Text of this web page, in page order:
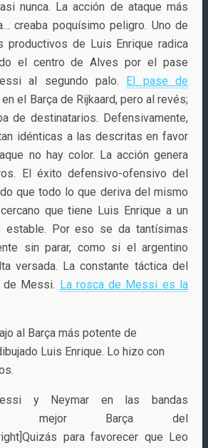
nunca. La acción de ataque más
creaba poquísimo peligro. Uno de
productivos de Luis Enrique radica
el centro de Alves por el pase
al segundo palo. El pase de
en el Barça de Rijkaard, pero al revés;
de destinatarios. Defensivamente,
idénticas a las descritas en favor
no hay color. La acción genera
El éxito defensivo-ofensivo del
que todo lo que deriva del mismo
que tiene Luis Enrique a un
estable. Por eso se da tantísimas
sin parar, como si el argentino
versada. La constante táctica del
de Messi. La rosca de Messi es la
al Barça más potente de
Luis Enrique. Lo hizo con
y Neymar en las bandas
al mejor Barça del
para favorecer que Leo